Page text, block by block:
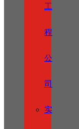
工
程
公
司
实